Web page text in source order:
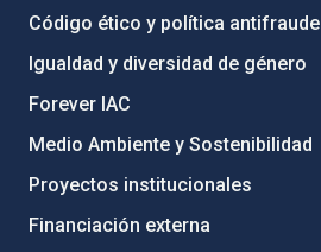
Código ético y política antifraude
Igualdad y diversidad de género
Forever IAC
Medio Ambiente y Sostenibilidad
Proyectos institucionales
Financiación externa